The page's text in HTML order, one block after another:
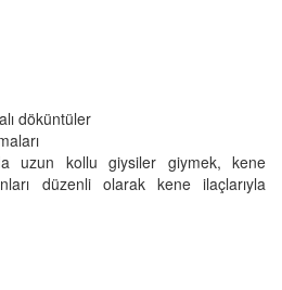
döküntüler
uzun kollu giysiler giymek, kene
düzenli olarak kene ilaçlarıyla